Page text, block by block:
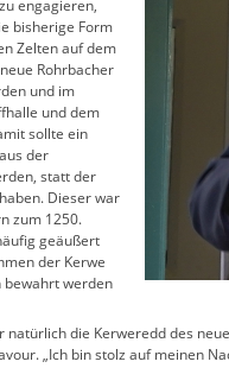
engagieren,
bisherige Form
Zelten auf dem
Rohrbacher
und im
und dem
sollte ein
der
statt der
Dieser war
zum 1250.
geäußert
der Kerwe
werden
natürlich die Kerweredd des
„Ich bin stolz auf meinen